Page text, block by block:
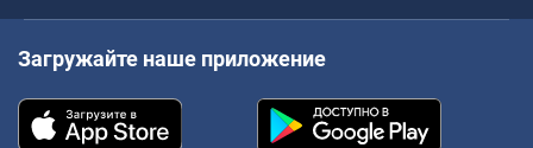
Загружайте наше приложение